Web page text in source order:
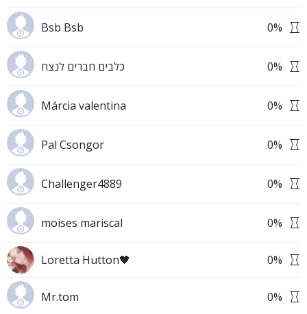
Bsb Bsb 0%
כלבים חברים לנצח 0%
Márcia valentina 0%
Pal Csongor 0%
Challenger4889 0%
moises mariscal 0%
Loretta Hutton🖤 0%
Mr.tom 0%